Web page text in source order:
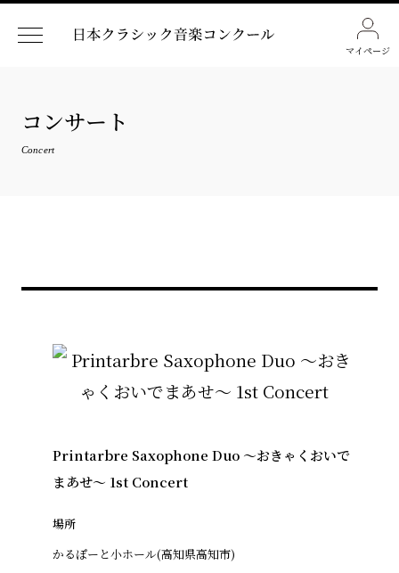
マイページ
コンサート
Concert
Printarbre Saxophone Duo ～おきゃくおいで
まあせ～ 1st Concert
場所
かるぽーと小ホール(高知県高知市)